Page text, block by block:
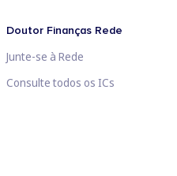
Doutor Finanças Rede
Junte-se à Rede
Consulte todos os ICs